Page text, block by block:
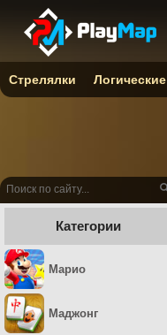
Категории
Марио
Маджонг
Стрелялки Логические